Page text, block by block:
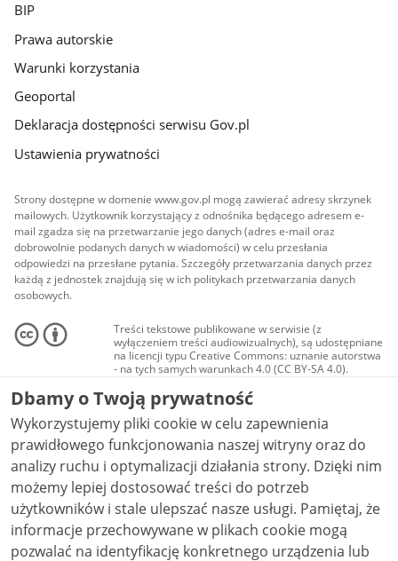
BIP
Prawa autorskie
Warunki korzystania
Geoportal
Deklaracja dostępności serwisu Gov.pl
Ustawienia prywatności
Strony dostępne w domenie www.gov.pl mogą zawierać adresy skrzynek
mailowych. Użytkownik korzystający z odnośnika będącego adresem e-
mail zgadza się na przetwarzanie jego danych (adres e-mail oraz
dobrowolnie podanych danych w wiadomości) w celu przesłania
odpowiedzi na przesłane pytania. Szczegóły przetwarzania danych przez
każdą z jednostek znajdują się w ich politykach przetwarzania danych
osobowych.
Treści tekstowe publikowane w serwisie (z
wyłączeniem treści audiowizualnych), są udostępniane
na licencji typu Creative Commons: uznanie autorstwa
- na tych samych warunkach 4.0 (CC BY-SA 4.0).
Materiały audiowizualne, w tym zdjęcia, materiały
audio i wideo, są udostępniane na licencji typu
Creative Commons: uznanie autorstwa użycie
niekomercyjne - bez utworów zależnych 4.0 (CC BY-
NC-ND 4.0), o ile nie jest to stwierdzone inaczej.
Dbamy o Twoją prywatność
Wykorzystujemy pliki cookie w celu zapewnienia
prawidłowego funkcjonowania naszej witryny oraz do
analizy ruchu i optymalizacji działania strony. Dzięki nim
możemy lepiej dostosować treści do potrzeb
użytkowników i stale ulepszać nasze usługi. Pamiętaj, że
informacje przechowywane w plikach cookie mogą
pozwalać na identyfikację konkretnego urządzenia lub